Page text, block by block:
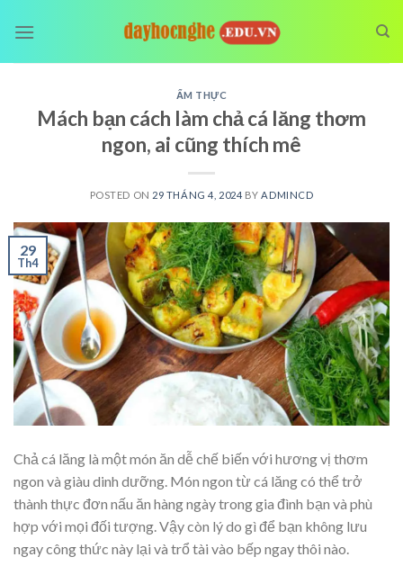
ẨM THỰC
Mách bạn cách làm chả cá lăng thơm
ngon, ai cũng thích mê
POSTED ON 29 THÁNG 4, 2024 BY ADMINCD
29
Th4
Chả cá lăng là một món ăn dễ chế biến với hương vị thơm
ngon và giàu dinh dưỡng. Món ngon từ cá lăng có thể trở
thành thực đơn nấu ăn hàng ngày trong gia đình bạn và phù
hợp với mọi đối tượng. Vậy còn lý do gì để bạn không lưu
ngay công thức này lại và trổ tài vào bếp ngay thôi nào.